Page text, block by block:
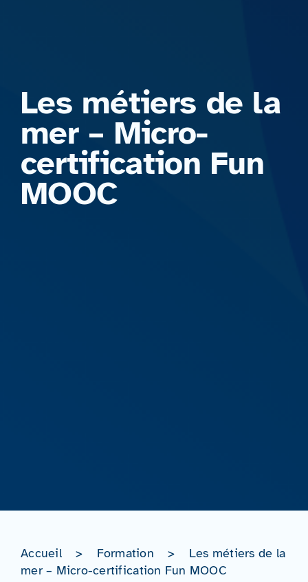
Les métiers de la
mer – Micro-
certification Fun
MOOC
Accueil > Formation >
Les métiers de la
mer – Micro-certification Fun MOOC